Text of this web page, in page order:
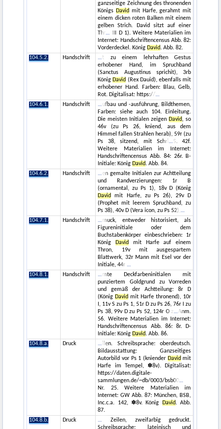
ganzseitige Zeichnung des thronenden
Königs David mit Harfe, gerahmt mit
einem dicken roten Balken mit einem
gelben Strich. David sitzt auf einer
Thr
III D 1). Weitere Materialien im
Internet: Handschriftencensus Abb. 82:
Vorderdeckel. König David. Abb. 82.
104.5.2.
Handschrift
t zu einem lehrhaften Gestus
erhobener Hand, im Spruchband
(Sanctus Augustinus sprichit), 3rb
König David (Rex Dauid), ebenfalls mit
erhobener Hand. Farben: Blau, Gelb,
Rot. Digitalisat: https://
104.6.1.
Handschrift
ufbau und -ausführung, Bildthemen,
Farben: siehe auch 104. Einleitung.
Die meisten Initialen zeigen David, so
46v (zu Ps 26, kniend, aus dem
Himmel fallen Strahlen herab), 59r (zu
Ps 38, sitzend, mit Schri
S. 42f.
Weitere Materialien im Internet:
Handschriftencensus Abb. 84: 26r. B-
Initiale: König David. Abb. 84.
104.6.2.
Handschrift
en gemalte Initialen zur Achtteilung
und Randverzierungen: 1r B
(ornamental, zu Ps 1), 18v D (König
David
mit Harfe, zu Ps 26), 29v D
(Prophet mit leerem Spruchband, zu
Ps 38), 40v D (Vera icon, zu Ps 52),
104.7.1.
Handschrift
muck, entweder historisiert, als
Figureninitiale oder dem
Buchstabenkörper einbeschrieben: 1r
König
David mit Harfe auf einem
Thron, 19v mit ausgespartem
Blattwerk, 32r Mann mit Esel vor der
Initiale, 44r
104.8.1.
Handschrift
mte Deckfarbeninitialen mit
punziertem Goldgrund zu Vorreden
und gemäß der Achtteilung: 8r D
(König David mit Harfe thronend), 10r
I, 11v S zu Ps 1, 51r D zu Ps 26, 76r I zu
Ps 38, 99v D zu Ps 52, 124r O z
Anm.
56. Weitere Materialien im Internet:
Handschriftencensus Abb. 86: 8r. D-
Initiale: König David. Abb. 86.
104.8.a.
Druck
ilen. Schreibsprache: oberdeutsch.
Bildausstattung: Ganzseitiges
Autorbild vor Ps 1 (kniender David mit
Harfe im Tempel, ✽8v). Digitalisat:
https://daten.digitale-
sammlungen.de/~db/0003/bsb00
Nr. 25. Weitere Materialien im
Internet: GW Abb. 87: München, BSB,
Inc.c.a. 142, ✽8v. König
David. Abb.
87.
104.8.b.
Druck
Zeilen, zweifarbig gedruckt.
Schreibsprache: lateinisch und